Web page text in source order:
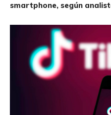
smartphone, según